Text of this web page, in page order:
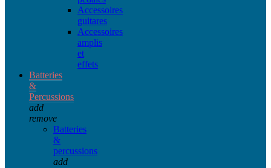
Accessoires
guitares
Accessoires
amplis
et
effets
Batteries
&
Percussions
add
remove
Batteries
&
percussions
add